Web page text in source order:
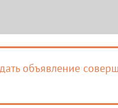
объявление